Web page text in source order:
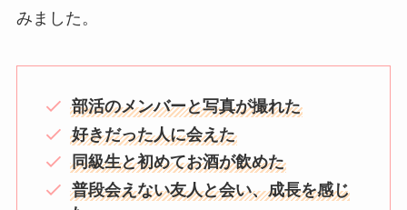
みました。
部活のメンバーと写真が撮れた
好きだった人に会えた
同級生と初めてお酒が飲めた
普段会えない友人と会い、成長を感じ